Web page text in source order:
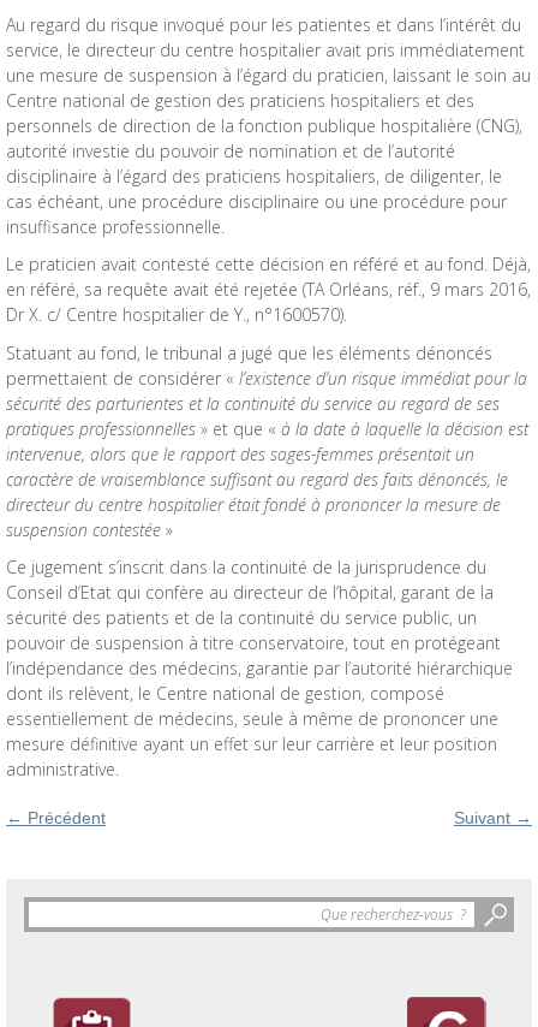
Au regard du risque invoqué pour les patientes et dans l’intérêt du
service, le directeur du centre hospitalier avait pris immédiatement
une mesure de suspension à l’égard du praticien, laissant le soin au
Centre national de gestion des praticiens hospitaliers et des
personnels de direction de la fonction publique hospitalière (CNG),
autorité investie du pouvoir de nomination et de l’autorité
disciplinaire à l’égard des praticiens hospitaliers, de diligenter, le
cas échéant, une procédure disciplinaire ou une procédure pour
insuffisance professionnelle.
Le praticien avait contesté cette décision en référé et au fond. Déjà,
en référé, sa requête avait été rejetée (TA Orléans, réf., 9 mars 2016,
Dr X. c/ Centre hospitalier de Y., n°1600570).
Statuant au fond, le tribunal a jugé que les éléments dénoncés
permettaient de considérer « l’existence d’un risque immédiat pour la
sécurité des parturientes et la continuité du service au regard de ses
pratiques professionnelles » et que « à la date à laquelle la décision est
intervenue, alors que le rapport des sages-femmes présentait un
caractère de vraisemblance suffisant au regard des faits dénoncés, le
directeur du centre hospitalier était fondé à prononcer la mesure de
suspension contestée »
Ce jugement s’inscrit dans la continuité de la jurisprudence du
Conseil d’Etat qui confère au directeur de l’hôpital, garant de la
sécurité des patients et de la continuité du service public, un
pouvoir de suspension à titre conservatoire, tout en protégeant
l’indépendance des médecins, garantie par l’autorité hiérarchique
dont ils relèvent, le Centre national de gestion, composé
essentiellement de médecins, seule à même de prononcer une
mesure définitive ayant un effet sur leur carrière et leur position
administrative.
← Précédent Suivant →
Objet
de